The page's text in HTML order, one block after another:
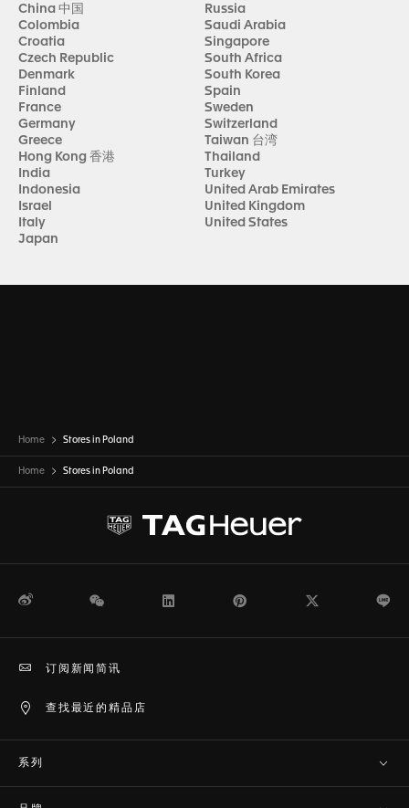
China 中国
Colombia
Croatia
Czech Republic
Denmark
Finland
France
Germany
Greece
Hong Kong 香港
India
Indonesia
Israel
Italy
Japan
Russia
Saudi Arabia
Singapore
South Africa
South Korea
Spain
Sweden
Switzerland
Taiwan 台湾
Thailand
Turkey
United Arab Emirates
United Kingdom
United States
Home Stores in Poland
Home Stores in Poland
微博 WeChat Pinterest
查找最近的精品店
订阅新闻简讯
系列